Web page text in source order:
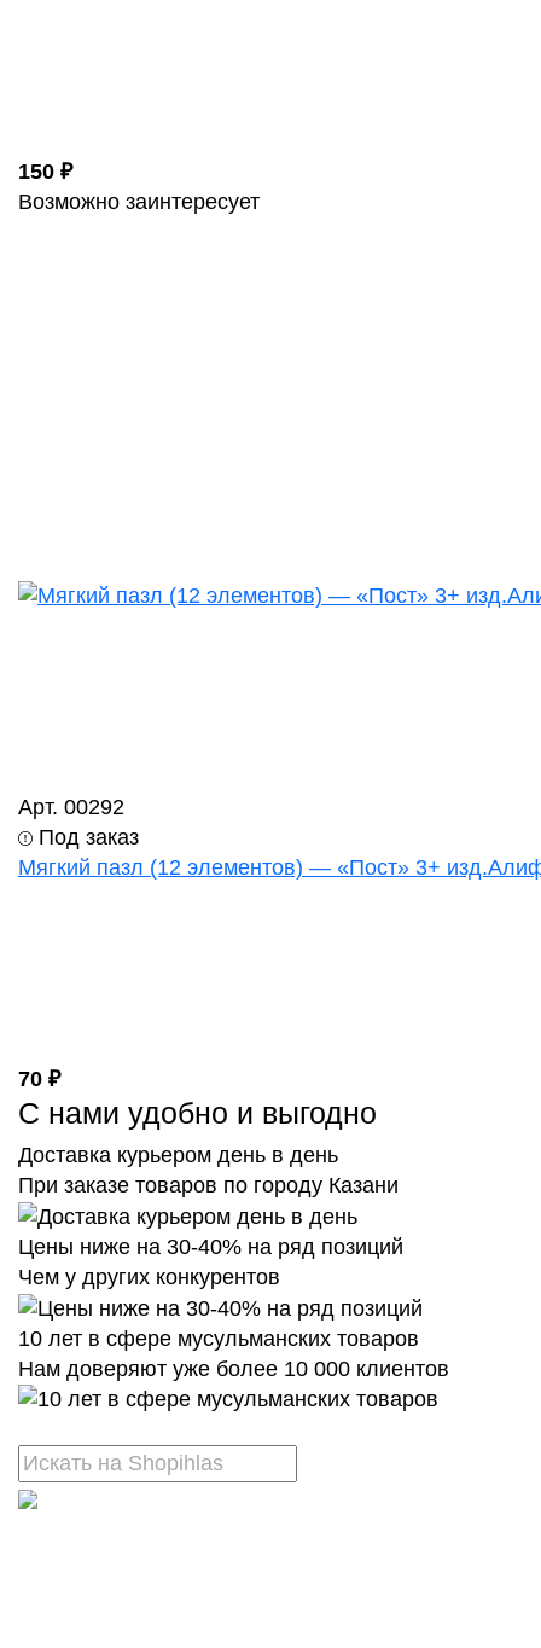
150 ₽
Возможно заинтересует
Арт. 00292
Под заказ
Мягкий пазл (12 элементов) — «Пост» 3+
70 ₽
С нами удобно и выгодно
Доставка курьером день в день
При заказе товаров по городу Казани
Цены ниже на 30-40% на ряд позиций
Чем у других конкурентов
10 лет в сфере мусульманских товаров
Нам доверяют уже более 10 000 клиентов